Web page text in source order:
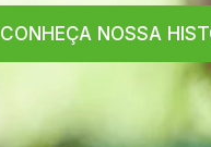
CONHEÇA NOSSA